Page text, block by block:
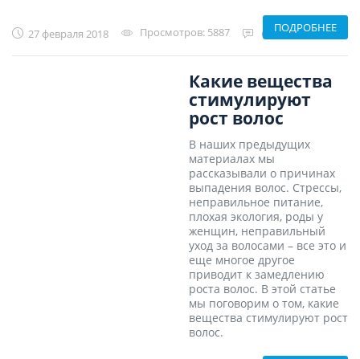
27 февраля 2018 Просмотров: 5887 Отзывов:0
ПОДРОБНЕЕ
Какие вещества
стимулируют
рост волос
В наших предыдущих
материалах мы
рассказывали о причинах
выпадения волос. Стрессы,
неправильное питание,
плохая экология, роды у
женщин, неправильный
уход за волосами – все это и
еще многое другое
приводит к замедлению
роста волос. В этой статье
мы поговорим о том, какие
вещества стимулируют рост
волос.